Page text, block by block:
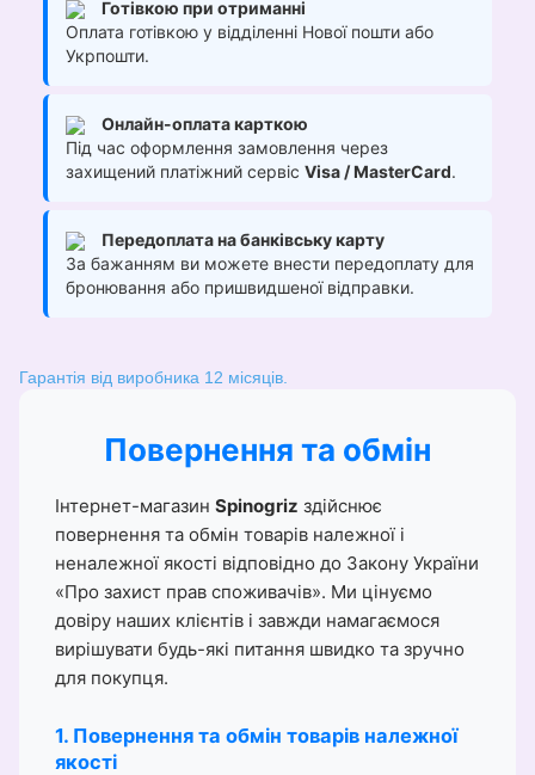
Готівкою при отриманні
Оплата готівкою у відділенні Нової пошти або
Укрпошти.
Онлайн-оплата карткою
Під час оформлення замовлення через
захищений платіжний сервіс Visa / MasterCard.
Передоплата на банківську карту
За бажанням ви можете внести передоплату для
бронювання або пришвидшеної відправки.
Гарантія від виробника 12 місяців.
Повернення та обмін
Інтернет-магазин Spinogriz здійснює
повернення та обмін товарів належної і
неналежної якості відповідно до Закону України
«Про захист прав споживачів». Ми цінуємо
довіру наших клієнтів і завжди намагаємося
вирішувати будь-які питання швидко та зручно
для покупця.
1. Повернення та обмін товарів належної
якості